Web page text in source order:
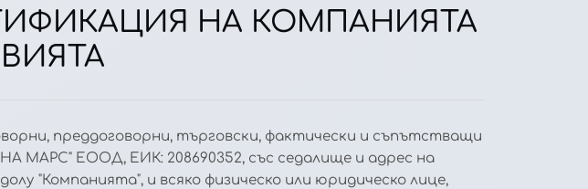
НА КОМПАНИЯТА
преддоговорни, търговски, фактически и съпътстващи
МАРС" ЕООД, ЕИК: 208690352, със седалище и адрес на
"Компанията", и всяко физическо или юридическо лице,